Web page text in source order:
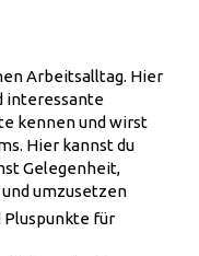
Arbeitsalltag. Hier
interessante
kennen und wirst
Hier kannst du
Gelegenheit,
umzusetzen
Pluspunkte für